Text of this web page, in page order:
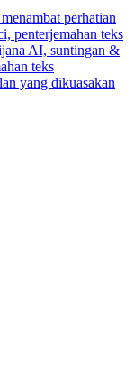
perhatian
penterjemahan teks
AI, suntingan &
teks
yang dikuasakan